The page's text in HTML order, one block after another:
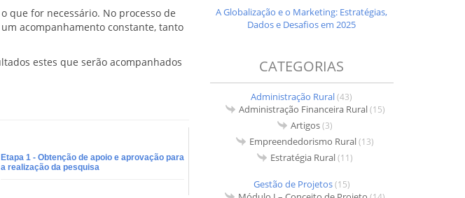
que for necessário. No processo de
acompanhamento constante, tanto
estes que serão acompanhados
Etapa 1 - Obtenção de apoio e aprovação para
a realização da pesquisa
A Globalização e o Marketing: Estratégias,
Dados e Desafios em 2025
CATEGORIAS
Administração Rural(43)
Administração Financeira Rural(15)
Artigos(3)
Empreendedorismo Rural(13)
Estratégia Rural(11)
Gestão de Projetos(15)